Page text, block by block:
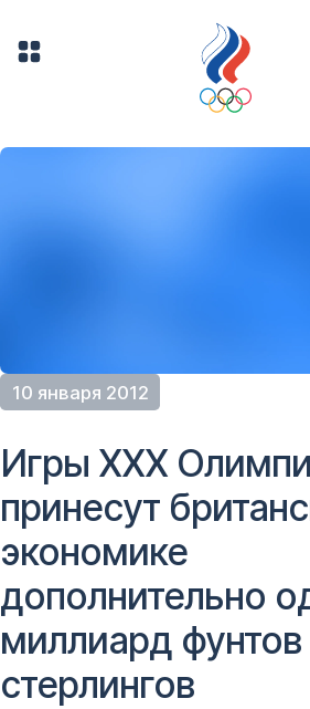
10 января 2012
Игры ХХХ
принесут
экономике
дополнительно
миллиард фунтов
стерлингов